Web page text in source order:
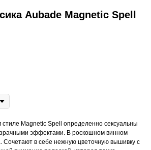
Aubade Magnetic Spell
стиле Magnetic Spell определенно сексуальны
эффектами. В роскошном винном
Сочетают в себе нежную цветочную вышивку с